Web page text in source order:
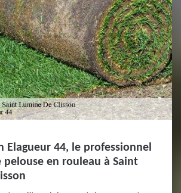
Elagueur 44, le professionnel
pelouse en rouleau à Saint